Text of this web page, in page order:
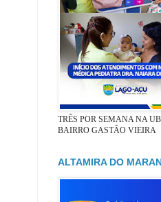
TRÊS POR SEMANA NA
BAIRRO GASTÃO VIEIRA
ALTAMIRA DO